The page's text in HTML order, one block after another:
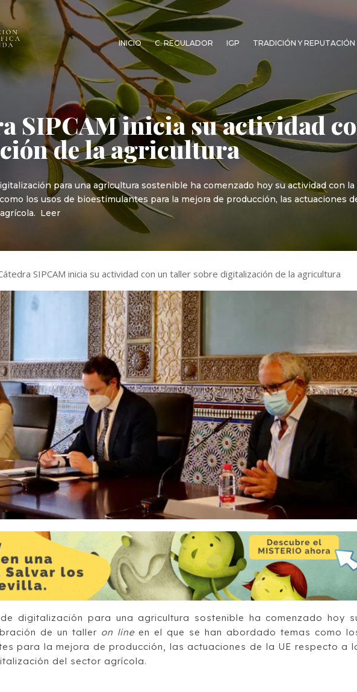
INICIO C. REGULADOR IGP TRADICIÓN Y REPUTACIÓN
SIPCAM inicia su actividad
de la agricultura
para una agricultura sostenible ha comenzado hoy su actividad con
los usos de bioestimulantes para la mejora de producción, las actuaciones
Leer
SIPCAM inicia su actividad con un taller sobre digitalización de la agricultura
digitalización para una agricultura sostenible ha comenzado hoy
de un taller on lineen el que se han abordado temas como
para la mejora de producción, las actuaciones de la UE respecto a
del sector agrícola.